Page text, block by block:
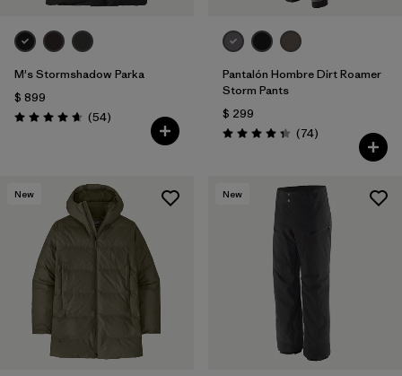
M's Stormshadow Parka
$ 899
Valoración: 4.7 / 5
(54Comentarios
)
Pantalón Hombre Dirt Roamer
Storm Pants
$ 299
Valoración: 4.3 / 5
(74Comentarios
)
New New